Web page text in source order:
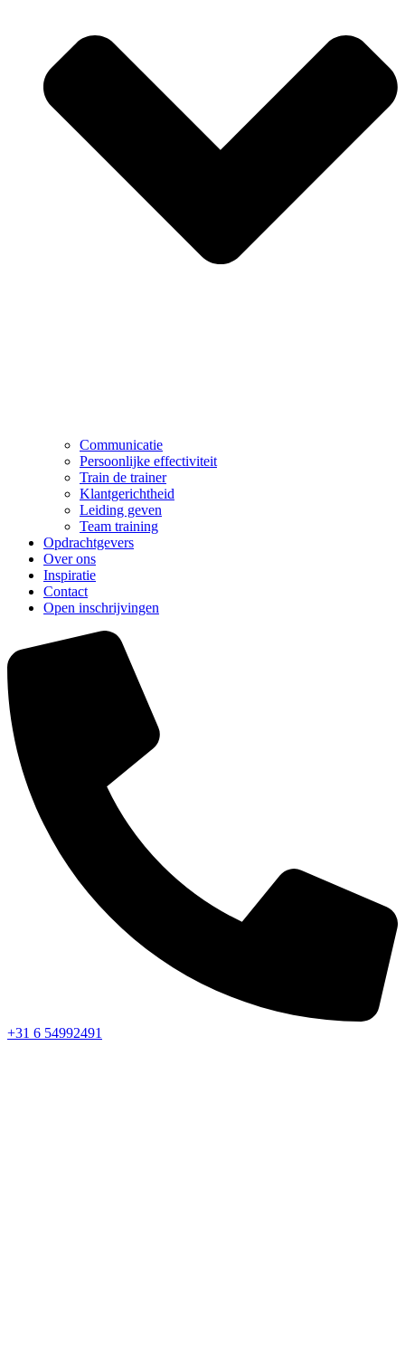
Communicatie
Persoonlijke effectiviteit
Train de trainer
Klantgerichtheid
Leiding geven
Team training
Opdrachtgevers
Over ons
Inspiratie
Contact
Open inschrijvingen
+31 6 54992491